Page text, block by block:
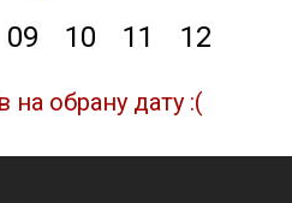
09 10 11 12
на обрану дату :(